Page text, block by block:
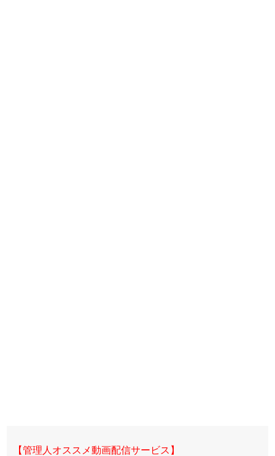
【管理人オススメ動画配信サービス】